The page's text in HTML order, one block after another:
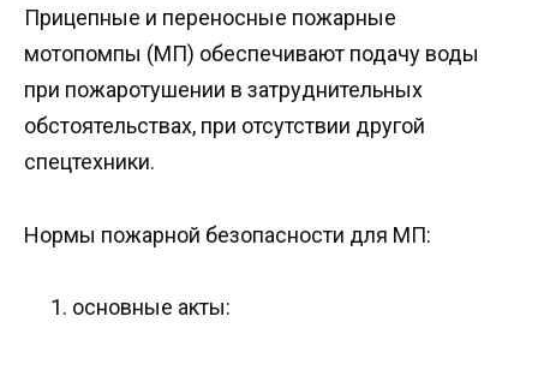
Прицепные и переносные пожарные
мотопомпы (МП) обеспечивают подачу воды
при пожаротушении в затруднительных
обстоятельствах, при отсутствии другой
спецтехники.
Нормы пожарной безопасности для МП:
основные акты: